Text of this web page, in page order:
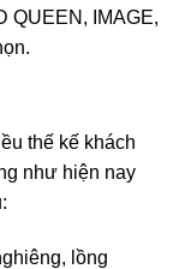
QUEEN, IMAGE,
thế kế khách
như hiện nay
lồng